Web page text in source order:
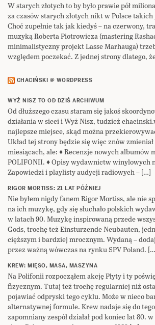
W starych złotych to by było prawie pół
za czasów starych złotych nikt w Polsce takich
Choć zupełnie tak jak kiedyś – na czerwony,
muzyką Roberta Piotrowicza (mastering
minimalistyczny projekt Lasse Marhauga)
względem poczekać. Z jednej strony dlatego,
CHACIŃSKI @ WORDPRESS
WYŻ NISZ TO OD DZIŚ ARCHIWUM
Od dłuższego czasu staram się jakoś
działania w sieci i Wyż Nisz, tudzież
najlepsze miejsce, skąd można
Układ tej strony będzie się więc znów
miesiącach, ale: ♦ Recenzje nowych albumów
POLIFONII. ♦ Opisy wydawnictw winylowych
Zapowiedzi i playlisty audycji radiowych – […]
RIGOR MORTISS: 21 LAT PÓŹNIEJ
Nie byłem nigdy fanem Rigor Mortiss, ale nie
na ich muzykę, gdy się słuchało polskich
w latach 90. Muzykę inspirowaną przede
Gods, trochę też Einsturzende Neubauten,
cięższym i bardziej mrocznym. Wydaną –
przez ważną wówczas na rynku SPV Poland.
KREW: MIĘSO, MASA, MASZYNA
Na Polifonii rozpocząłem akcję Płyty i ty
fizycznym. Tutaj też trochę regularniej niż
pojawiać odpryski tego cyklu. Może w nieco
alternatywnej formule. Krew nadaje się do
zapomniany zespół działał pod koniec lat 80.